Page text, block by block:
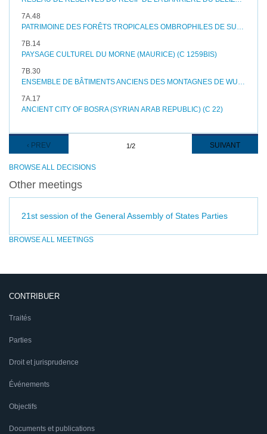
7A.48
7B.14
PAYSAGE CULTUREL DU MORNE (MAURICE) (C 1259BIS)
7B.30
7A.17
ANCIENT CITY OF BOSRA (SYRIAN ARAB REPUBLIC) (C 22)
Pagination
PAGE
PRÉCÉDENTE
‹ PREV 1/2
PAGE
SUIVANTE
SUIVANT
BROWSE ALL DECISIONS
Other meetings
21st session of the General Assembly of States Parties
Pagination
BROWSE ALL MEETINGS
CONTRIBUER
Traités
Parties
Droit et jurisprudence
Événements
Objectifs
Documents et publications